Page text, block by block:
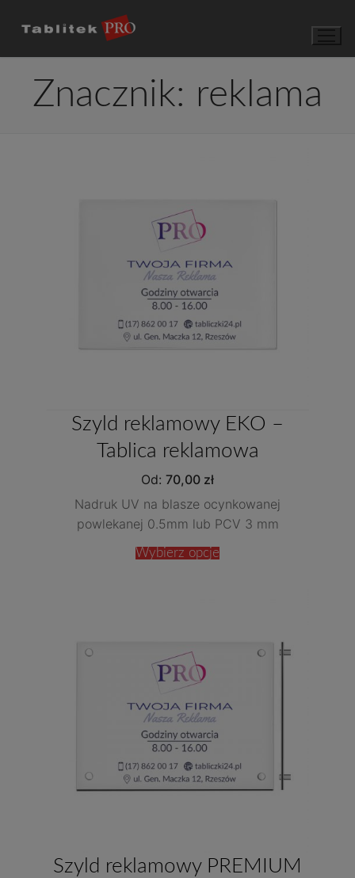
Znacznik: reklama
Szyld reklamowy EKO –
Tablica reklamowa
Od: 70,00 zł
Nadruk UV na blasze ocynkowanej
powlekanej 0.5mm lub PCV 3 mm
Wybierz opcje
Szyld reklamowy PREMIUM